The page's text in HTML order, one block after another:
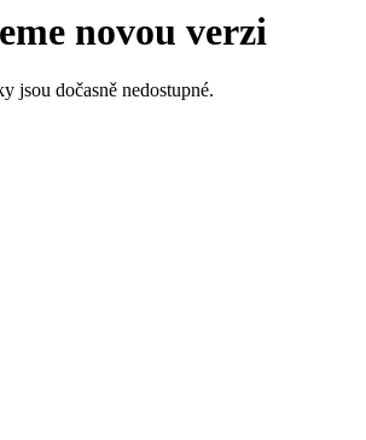
novou verzi
jsou dočasně nedostupné.